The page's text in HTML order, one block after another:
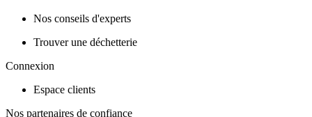
Nos conseils d'experts
Trouver une déchetterie
Connexion
Espace clients
Nos partenaires de confiance